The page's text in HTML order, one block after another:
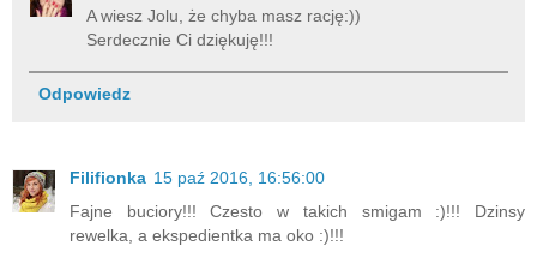
A wiesz Jolu, że chyba masz rację:))
Serdecznie Ci dziękuję!!!
Odpowiedz
Filifionka 15 paź 2016, 16:56:00
Fajne buciory!!! Czesto w takich smigam :)!!! Dzinsy
rewelka, a ekspedientka ma oko :)!!!